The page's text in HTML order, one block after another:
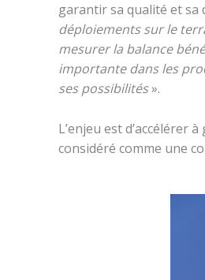
garantir sa qualité et sa
déploiements sur le
mesurer la balance
importante dans les
ses possibilités».
L’enjeu est d’accélérer
considéré comme une